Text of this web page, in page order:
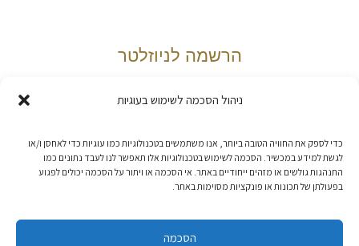
ניהול הסכמה לשימוש בעוגיות
כדי לספק את החוויה הטובה ביותר, אנו משתמשים בטכנולוגיות כמו עוגיות כדי לאחסן ו/או
לגשת למידע במכשיר. הסכמה לשימוש בטכנולוגיות אלו תאפשר לנו לעבד נתונים כמו
התנהגות גולשים או מזהים ייחודיים באתר. אי הסכמה או ויתור על הסכמה יכולים לפגוע
בפעולתן של תכונות או פונקציות מסוימות באתר.
הסכמה
הרשמה לניוזלטר